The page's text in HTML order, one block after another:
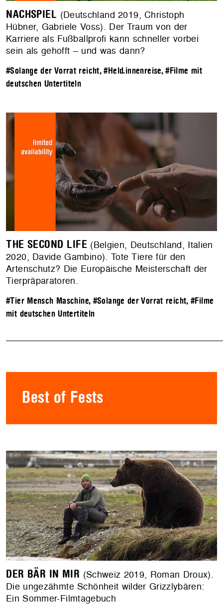
NACHSPIEL (Deutschland 2019, Christoph
Hübner, Gabriele Voss). Der Traum von der
Karriere als Fußballprofi kann schneller vorbei
sein als gehofft – und was dann?
#Solange der Vorrat reicht,#Held.innenreise,#Filme mit
deutschen Untertiteln
THE SECOND LIFE (Belgien, Deutschland, Italien
2020, Davide Gambino). Tote Tiere für den
Artenschutz? Die Europäische Meisterschaft der
Tierpräparatoren.
#Tier Mensch Maschine, #Solange der Vorrat reicht,#Filme
mit deutschen Untertiteln
Best of Fests
DER BÄR IN MIR (Schweiz 2019, Roman Droux).
Die ungezähmte Schönheit wilder Grizzlybären:
Ein Sommer-Filmtagebuch